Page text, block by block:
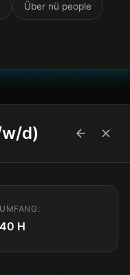
Über nü people
d)
UMFANG:
40 H